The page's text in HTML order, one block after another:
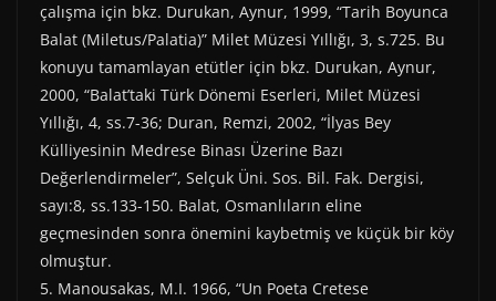
çalışma için bkz. Durukan, Aynur, 1999, “Tarih Boyunca
Balat (Miletus/Palatia)” Milet Müzesi Yıllığı, 3, s.725. Bu
konuyu tamamlayan etütler için bkz. Durukan, Aynur,
2000, “Balat’taki Türk Dönemi Eserleri, Milet Müzesi
Yıllığı, 4, ss.7-36; Duran, Remzi, 2002, “İlyas Bey
Külliyesinin Medrese Binası Üzerine Bazı
Değerlendirmeler”, Selçuk Üni. Sos. Bil. Fak. Dergisi,
sayı:8, ss.133-150. Balat, Osmanlıların eline
geçmesinden sonra önemini kaybetmiş ve küçük bir köy
olmuştur.
5. Manousakas, M.I. 1966, “Un Poeta Cretese